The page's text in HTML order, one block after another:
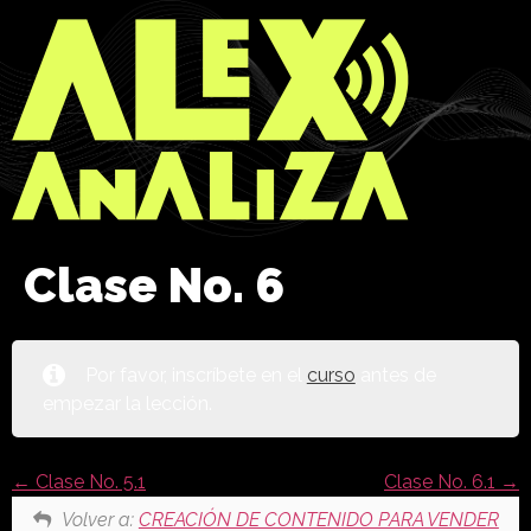
Clase No. 6
curso
Clase No. 5.1
Clase No. 6.1
Volver a: CREACIÓN DE CONTENIDO PARA VENDER